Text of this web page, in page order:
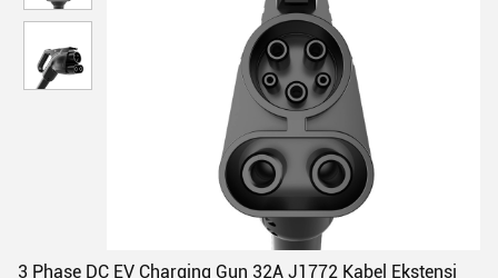
3 Phase DC EV Charging Gun 32A J1772 Kabel Ekstensi